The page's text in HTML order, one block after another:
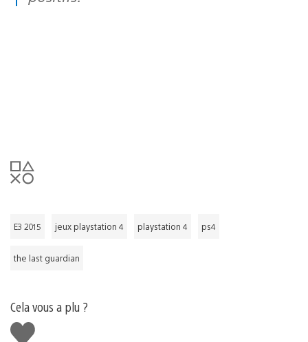
E3 2015 jeux playstation 4 playstation 4 ps4
the last guardian
Cela vous a plu ?
J'aime